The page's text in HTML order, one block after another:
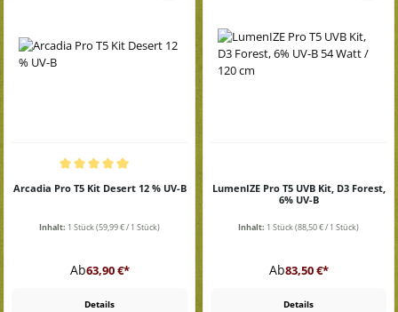
Durchschnittliche Bewertung von 5 von 5 Sternen
Arcadia Pro T5 Kit Desert 12 % UV-B
Inhalt: 1 Stück(59,99 € / 1 Stück)
Regulärer Preis:
Ab63,90 €*
Details
LumenIZE Pro T5 UVB Kit, D3 Forest,
6% UV-B
Inhalt: 1 Stück(88,50 € / 1 Stück)
Regulärer Preis:
Ab83,50 €*
Details